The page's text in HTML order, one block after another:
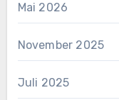
Mai 2026
November 2025
Juli 2025